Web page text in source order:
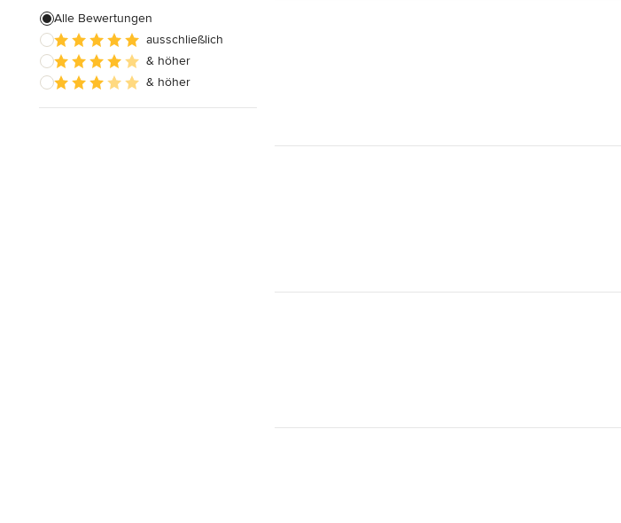
Alle Bewertungen
ausschließlich
& höher
& höher